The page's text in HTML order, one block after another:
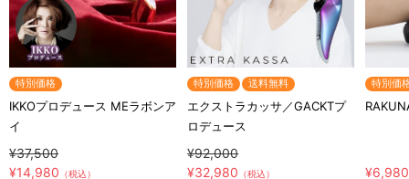
特別価格
IKKOプロデュース MEラボンア
イ
¥37,500
¥14,980 （税込）
特別価格 送料無料
エクストラカッサ／GACKTプ
ロデュース
¥92,000
¥32,980 （税込）
特別価
¥6,980